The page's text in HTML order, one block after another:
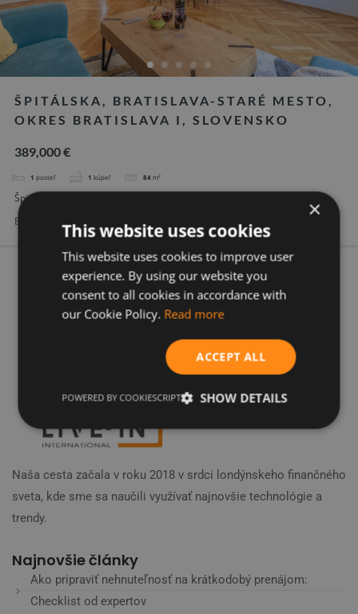
ŠPITÁLSKA, BRATISLAVA-STARÉ MESTO,
OKRES BRATISLAVA I, SLOVENSKO
389,000 €
1 posteľ 1 kúpeľ 84 m²
Špitálska, Bratislava-Staré Mesto, okres Bratislava I, Slovensko
Byt
Predané
Naša cesta začala v roku 2018 v srdci londýnskeho finančného
sveta, kde sme sa naučili využívať najnovšie technológie a
trendy.
Najnovšie články
Ako pripraviť nehnuteľnosť na krátkodobý prenájom:
Checklist od expertov
×
This website uses cookies
This website uses cookies to improve user
experience. By using our website you
consent to all cookies in accordance with
our Cookie Policy. Read more
ACCEPT ALL
SHOW DETAILS
POWERED BY COOKIESCRIPT